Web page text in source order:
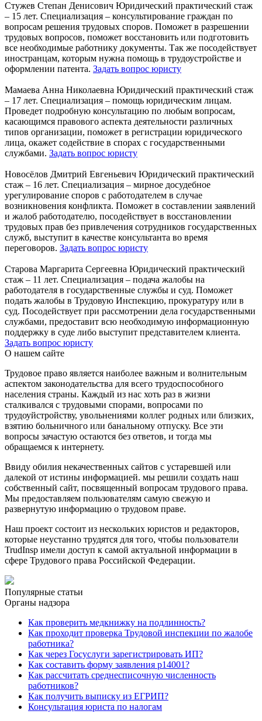
Стужев Степан Денисович Юридический практический стаж
– 15 лет. Специализация – консультирование граждан по
вопросам решения трудовых споров. Поможет в разрешении
трудовых вопросов, поможет восстановить или подготовить
все необходимые работнику документы. Так же посодействует
иностранцам, которым нужна помощь в трудоустройстве и
оформлении патента. Задать вопрос юристу
Мамаева Анна Николаевна Юридический практический стаж
– 17 лет. Специализация – помощь юридическим лицам.
Проведет подробную консультацию по любым вопросам,
касающимся правового аспекта деятельности различных
типов организации, поможет в регистрации юридического
лица, окажет содействие в спорах с государственными
службами. Задать вопрос юристу
Новосёлов Дмитрий Евгеньевич Юридический практический
стаж – 16 лет. Специализация – мирное досудебное
урегулирование споров с работодателем в случае
возникновения конфликта. Поможет в составлении заявлений
и жалоб работодателю, посодействует в восстановлении
трудовых прав без привлечения сотрудников государственных
служб, выступит в качестве консультанта во время
переговоров. Задать вопрос юристу
Старова Маргарита Сергеевна Юридический практический
стаж – 11 лет. Специализация – подача жалобы на
работодателя в государственные службы и суд. Поможет
подать жалобы в Трудовую Инспекцию, прокуратуру или в
суд. Посодействует при рассмотрении дела государственными
службами, предоставит всю необходимую информационную
поддержку в суде либо выступит представителем клиента.
Задать вопрос юристу
О нашем сайте
Трудовое право является наиболее важным и волнительным
аспектом законодательства для всего трудоспособного
населения страны. Каждый из нас хоть раз в жизни
сталкивался с трудовыми спорами, вопросами по
трудоуйстройству, увольнениями коллег родных или близких,
взятию больничного или банальному отпуску. Все эти
вопросы зачастую остаются без ответов, и тогда мы
обращаемся к интернету.
Ввиду обилия некачественных сайтов с устаревшей или
далекой от истины информацией. мы решили создать наш
собственный сайт, посвященный вопросам трудового права.
Мы предоставляем пользователям самую свежую и
развернутую информацию о трудовом праве.
Наш проект состоит из нескольких юристов и редакторов,
которые неустанно трудятся для того, чтобы пользователи
TrudInsp имели доступ к самой актуальной информации в
сфере Трудового права Российской Федерации.
Популярные статьи
Органы надзора
Как проверить медкнижку на подлинность?
Как проходит проверка Трудовой инспекции по жалобе
работника?
Как через Госуслуги зарегистрировать ИП?
Как составить форму заявления р14001?
Как рассчитать среднесписочную численность
работников?
Как получить выписку из ЕГРИП?
Консультация юриста по налогам